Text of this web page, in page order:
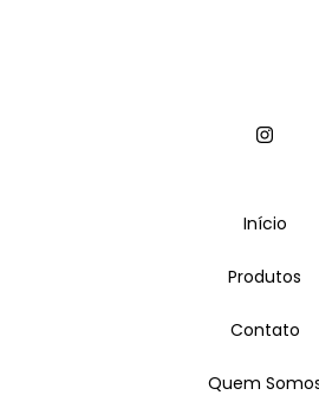
Início
Produtos
Contato
Quem